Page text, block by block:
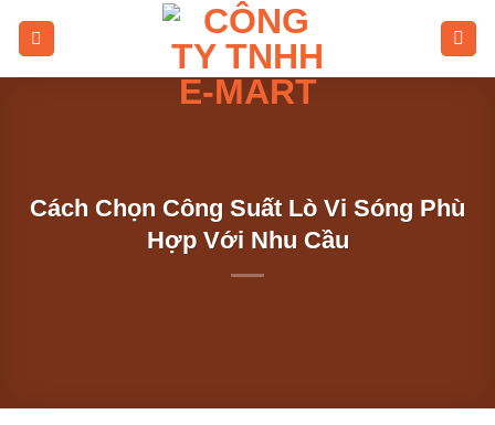
Cách Chọn Công Suất Lò Vi Sóng Phù
Hợp Với Nhu Cầu